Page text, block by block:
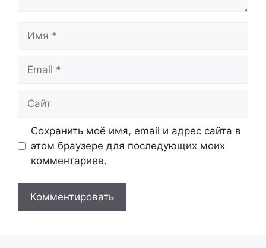
Сохранить моё имя, email и адрес сайта в
этом браузере для последующих моих
комментариев.